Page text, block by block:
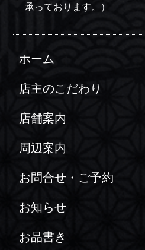
承っております。）
ホーム
店主のこだわり
店舗案内
周辺案内
お問合せ・ご予約
お知らせ
お品書き